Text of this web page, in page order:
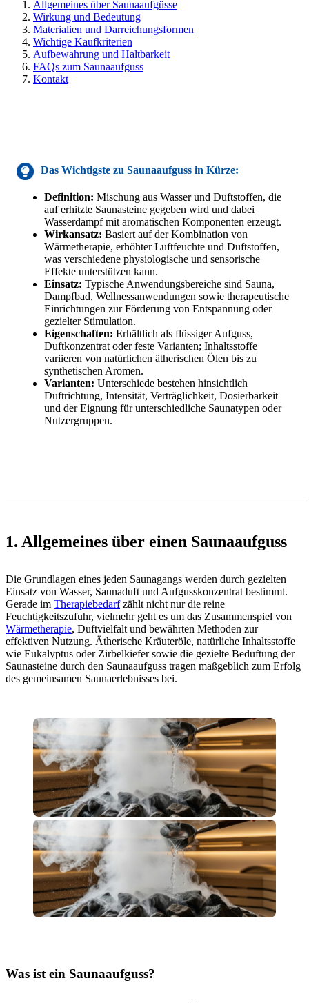
Allgemeines über Saunaaufgüsse
Wirkung und Bedeutung
Materialien und Darreichungsformen
Wichtige Kaufkriterien
Aufbewahrung und Haltbarkeit
FAQs zum Saunaaufguss
Kontakt
Das Wichtigste zu Saunaaufguss in Kürze:
Definition: Mischung aus Wasser und Duftstoffen, die
auf erhitzte Saunasteine gegeben wird und dabei
Wasserdampf mit aromatischen Komponenten erzeugt.
Wirkansatz: Basiert auf der Kombination von
Wärmetherapie, erhöhter Luftfeuchte und Duftstoffen,
was verschiedene physiologische und sensorische
Effekte unterstützen kann.
Einsatz: Typische Anwendungsbereiche sind Sauna,
Dampfbad, Wellnessanwendungen sowie therapeutische
Einrichtungen zur Förderung von Entspannung oder
gezielter Stimulation.
Eigenschaften: Erhältlich als flüssiger Aufguss,
Duftkonzentrat oder feste Varianten; Inhaltsstoffe
variieren von natürlichen ätherischen Ölen bis zu
synthetischen Aromen.
Varianten: Unterschiede bestehen hinsichtlich
Duftrichtung, Intensität, Verträglichkeit, Dosierbarkeit
und der Eignung für unterschiedliche Saunatypen oder
Nutzergruppen.
1. Allgemeines über einen Saunaaufguss
Die Grundlagen eines jeden Saunagangs werden durch gezielten
Einsatz von Wasser, Saunaduft und Aufgusskonzentrat bestimmt.
Gerade im Therapiebedarfzählt nicht nur die reine
Feuchtigkeitszufuhr, vielmehr geht es um das Zusammenspiel von
Wärmetherapie, Duftvielfalt und bewährten Methoden zur
effektiven Nutzung. Ätherische Kräuteröle, natürliche Inhaltsstoffe
wie Eukalyptus oder Zirbelkiefer sowie die gezielte Beduftung der
Saunasteine durch den Saunaaufguss tragen maßgeblich zum Erfolg
des gemeinsamen Saunaerlebnisses bei.
Was ist ein Saunaaufguss?